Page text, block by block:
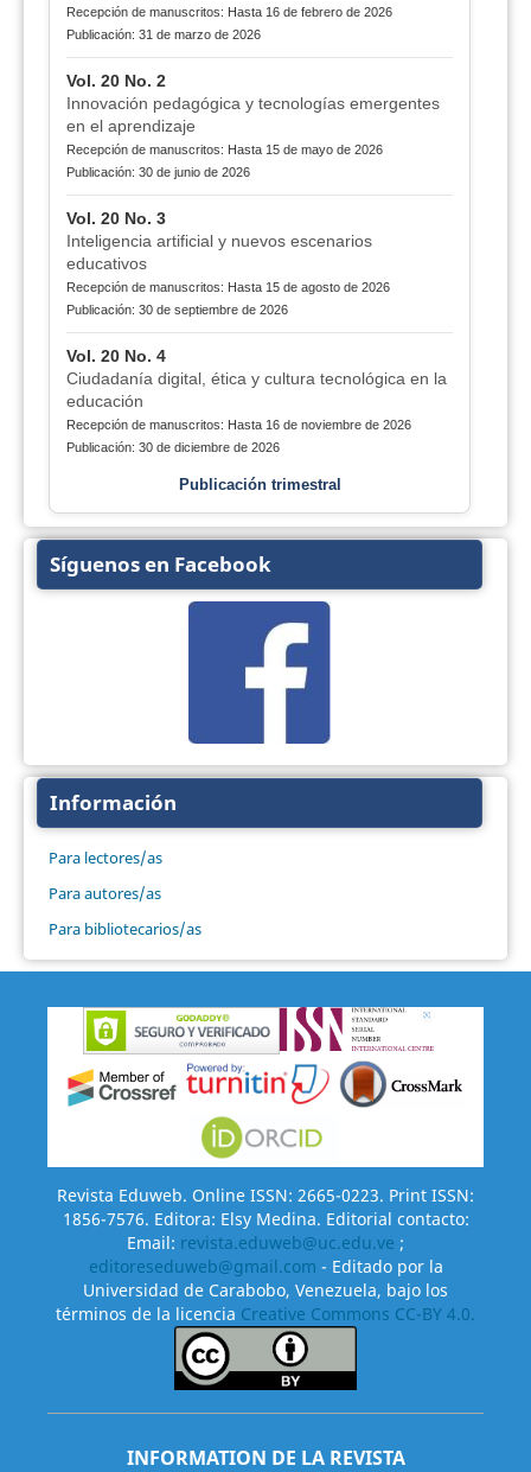
Recepción de manuscritos: Hasta 16 de febrero de 2026
Publicación: 31 de marzo de 2026
Vol. 20 No. 2
Innovación pedagógica y tecnologías emergentes
en el aprendizaje
Recepción de manuscritos: Hasta 15 de mayo de 2026
Publicación: 30 de junio de 2026
Vol. 20 No. 3
Inteligencia artificial y nuevos escenarios
educativos
Recepción de manuscritos: Hasta 15 de agosto de 2026
Publicación: 30 de septiembre de 2026
Vol. 20 No. 4
Ciudadanía digital, ética y cultura tecnológica en la
educación
Recepción de manuscritos: Hasta 16 de noviembre de 2026
Publicación: 30 de diciembre de 2026
Publicación trimestral
Síguenos en Facebook
Información
Para lectores/as
Para autores/as
Para bibliotecarios/as
Revista Eduweb. Online ISSN: 2665-0223. Print ISSN:
1856-7576. Editora: Elsy Medina. Editorial contacto:
Email: revista.eduweb@uc.edu.ve ;
editoreseduweb@gmail.com - Editado por la
Universidad de Carabobo, Venezuela, bajo los
términos de la licencia Creative Commons CC-BY 4.0.
INFORMATION DE LA REVISTA